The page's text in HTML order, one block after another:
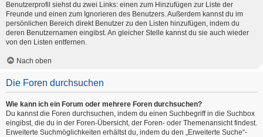
Benutzerprofil siehst du zwei Links: einen zum Hinzufügen zur Liste der
Freunde und einen zum Ignorieren des Benutzers. Außerdem kannst du im
persönlichen Bereich direkt Benutzer zu den Listen hinzufügen, indem du
deren Benutzernamen eingibst. An gleicher Stelle kannst du sie auch wieder
von den Listen entfernen.
Nach oben
Die Foren durchsuchen
Wie kann ich ein Forum oder mehrere Foren durchsuchen?
Du kannst die Foren durchsuchen, indem du einen Suchbegriff in die Suchbox
eingibst, die du in der Foren-Übersicht, der Foren- oder Themenansicht findest.
Erweiterte Suchmöglichkeiten erhältst du, indem du den „Erweiterte Suche“-